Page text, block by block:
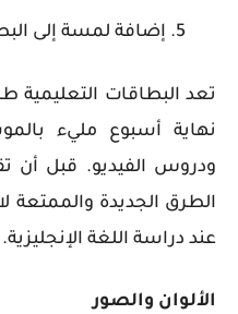
5. إضافة لمسة إلى البطاقات التعليمية التقليدية
تعد البطاقات التعليمية
نهاية أسبوع مليء
ودروس الفيديو. قبل أن
الطرق الجديدة والممتعة
عند دراسة اللغة الإنجليزية.
الألوان والصور